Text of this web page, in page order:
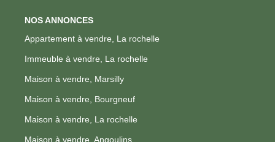
NOS ANNONCES
Appartement à vendre, La rochelle
Immeuble à vendre, La rochelle
Maison à vendre, Marsilly
Maison à vendre, Bourgneuf
Maison à vendre, La rochelle
Maison à vendre, Angoulins